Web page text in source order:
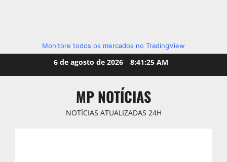
Monitore todos os mercados no TradingView
6 de agosto de 2026 8:41:27 AM
MP NOTÍCIAS
NOTÍCIAS ATUALIZADAS 24H